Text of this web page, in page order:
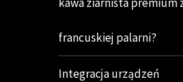
francuskiej palarni?
Integracja urządzeń